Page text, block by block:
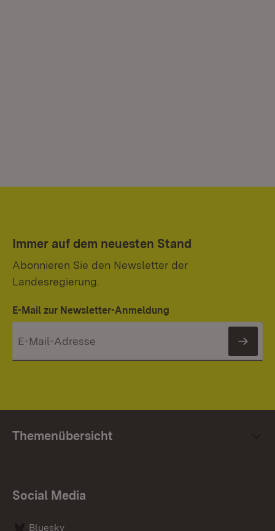
Immer auf dem neuesten Stand
Abonnieren Sie den Newsletter der
Landesregierung.
E-Mail zur Newsletter-Anmeldung
Themenübersicht
Social Media
Bluesky